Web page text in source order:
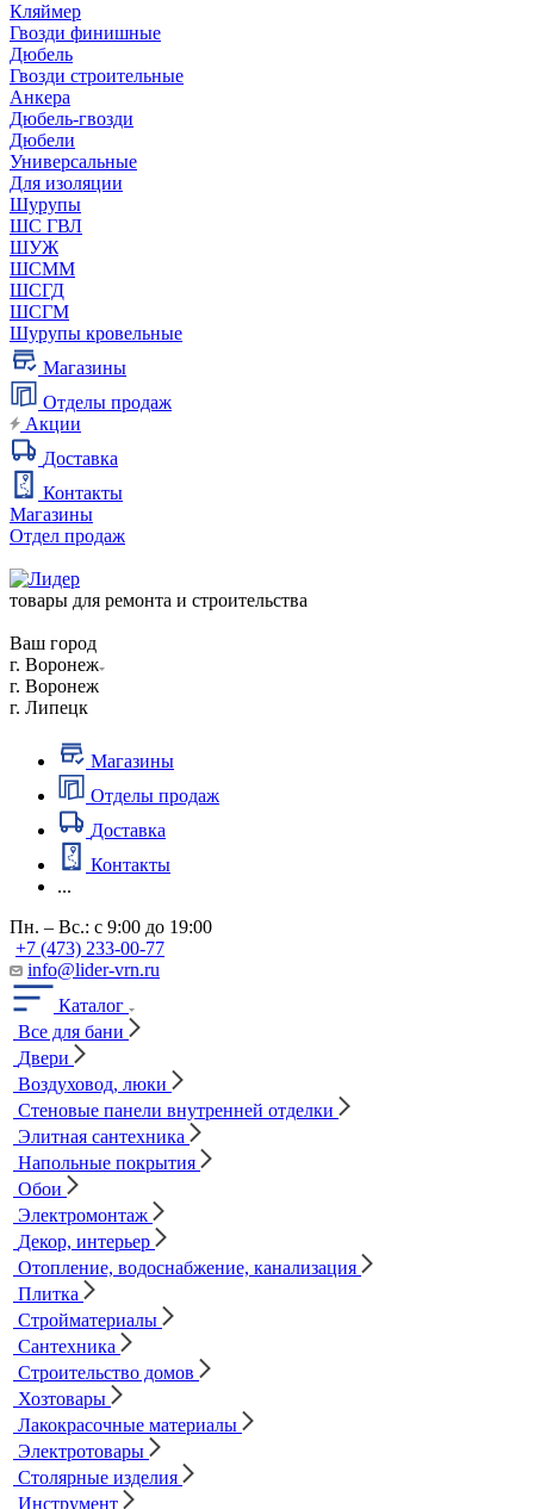
Кляймер
Гвозди финишные
Дюбель
Гвозди строительные
Анкера
Дюбель-гвозди
Дюбели
Универсальные
Для изоляции
Шурупы
ШС ГВЛ
ШУЖ
ШСММ
ШСГД
ШСГМ
Шурупы кровельные
Магазины
Отделы продаж
Акции
Доставка
Контакты
Магазины
Отдел продаж
товары для ремонта и строительства
Ваш город
г. Воронеж
г. Воронеж
г. Липецк
Магазины
Отделы продаж
Доставка
Контакты
...
Пн. – Вс.: с 9:00 до 19:00
+7 (473) 233-00-77
info@lider-vrn.ru
Каталог
Все для бани
Двери
Воздуховод, люки
Стеновые панели внутренней отделки
Элитная сантехника
Напольные покрытия
Обои
Электромонтаж
Декор, интерьер
Отопление, водоснабжение, канализация
Плитка
Стройматериалы
Сантехника
Строительство домов
Хозтовары
Лакокрасочные материалы
Электротовары
Столярные изделия
Инструмент